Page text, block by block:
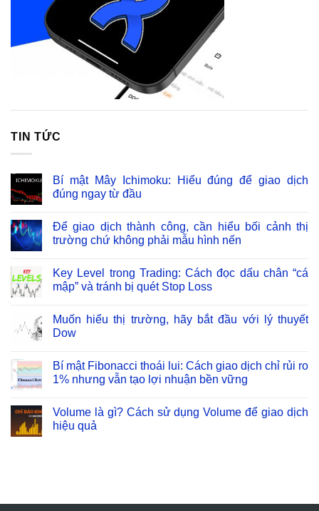
TIN TỨC
Bí mật Mây Ichimoku: Hiểu đúng để giao dịch
đúng ngay từ đầu
Để giao dịch thành công, cần hiểu bối cảnh thị
trường chứ không phải mẫu hình nến
Key Level trong Trading: Cách đọc dấu chân “cá
mập” và tránh bị quét Stop Loss
Muốn hiểu thị trường, hãy bắt đầu với lý thuyết
Dow
Bí mật Fibonacci thoái lui: Cách giao dịch chỉ rủi ro
1% nhưng vẫn tạo lợi nhuận bền vững
Volume là gì? Cách sử dụng Volume để giao dịch
hiệu quả